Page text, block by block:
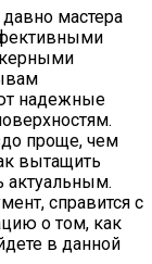
мастера
надежные
проще, чем
вытащить
актуальным.
справится с
о том, как
в данной